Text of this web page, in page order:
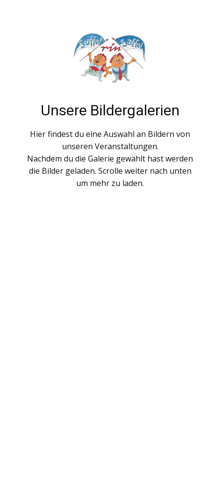
Unsere Bildergalerien
Hier findest du eine Auswahl an Bildern von
unseren Veranstaltungen.
Nachdem du die Galerie gewählt hast werden
die Bilder geladen. Scrolle weiter nach unten
um mehr zu laden.